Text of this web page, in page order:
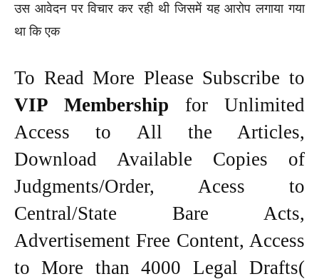
उस आवेदन पर विचार कर रही थी जिसमें यह आरोप लगाया गया
था कि एक
To Read More Please Subscribe to
VIP Membership for Unlimited
Access to All the Articles,
Download Available Copies of
Judgments/Order, Acess to
Central/State Bare Acts,
Advertisement Free Content, Access
to More than 4000 Legal Drafts(